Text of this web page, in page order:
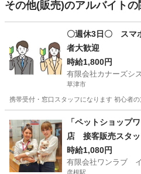
その他(販売)のアルバイト
〇週休3日〇 スマ
者大歓迎
時給1,800円
有限会社カナーズシ
草津市
携帯受付・窓口スタッフになります 初心者
携帯ショップ ス
「ペットショップ
店 接客販売スタッ
時給1,080円
有限会社ワンラブ
彦根駅